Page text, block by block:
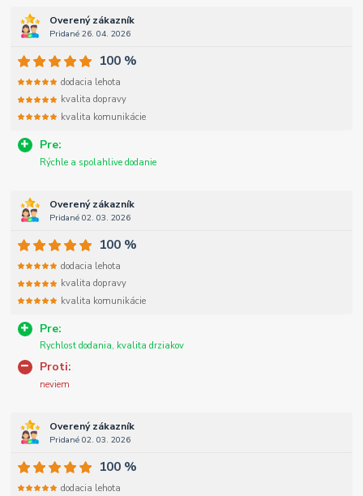
Overený zákazník
Pridané 26. 04. 2026
Pre:
Rýchle a spolahlive dodanie
100 %
dodacia lehota
kvalita dopravy
kvalita komunikácie
Overený zákazník
Pridané 02. 03. 2026
Pre:
Rychlost dodania, kvalita drziakov
Proti:
neviem
100 %
dodacia lehota
kvalita dopravy
kvalita komunikácie
Overený zákazník
Pridané 02. 03. 2026
100 %
dodacia lehota